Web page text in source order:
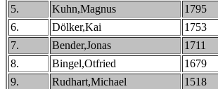
5.
Kuhn,Magnus
1795
6.
Dölker,Kai
1753
7.
Bender,Jonas
1711
8.
Bingel,Otfried
1679
9.
Rudhart,Michael
1518